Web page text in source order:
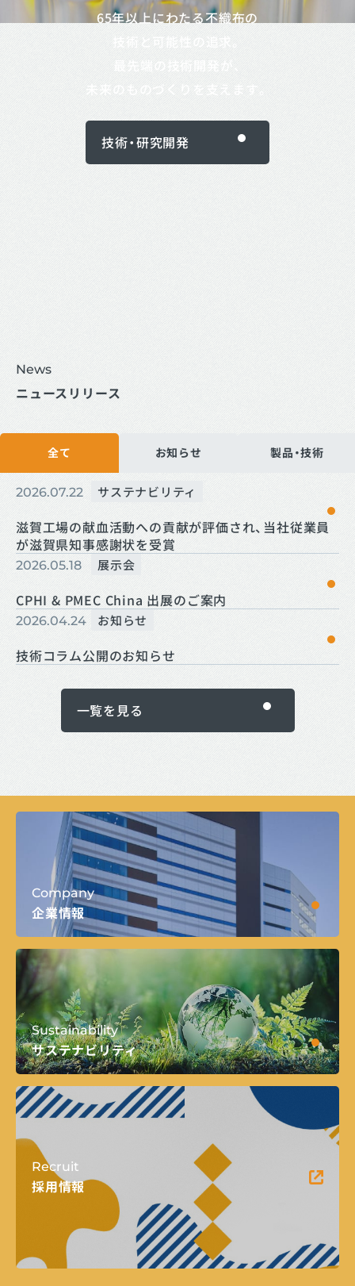
65年以上にわたる不織布の
技術と可能性の追求。
最先端の技術開発が、
未来のものづくりを支えます。
技術・研究開発
News
ニュースリリース
全て お知らせ 製品・技術
ニュースリリースの最新記事
2026.07.22 サステナビリティ
滋賀工場の献血活動への貢献が評価され、当社従業員
が滋賀県知事感謝状を受賞
2026.05.18 展示会
CPHI & PMEC China 出展のご案内
2026.04.24 お知らせ
技術コラム公開のお知らせ
一覧を見る
Company
企業情報
Sustainability
サステナビリティ
Recruit
採用情報